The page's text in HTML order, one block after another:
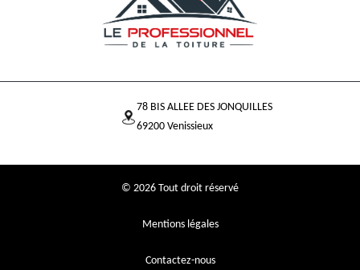
78 BIS ALLEE DES JONQUILLES
69200 Venissieux
© 2026 Tout droit réservé
Mentions légales
Contactez-nous